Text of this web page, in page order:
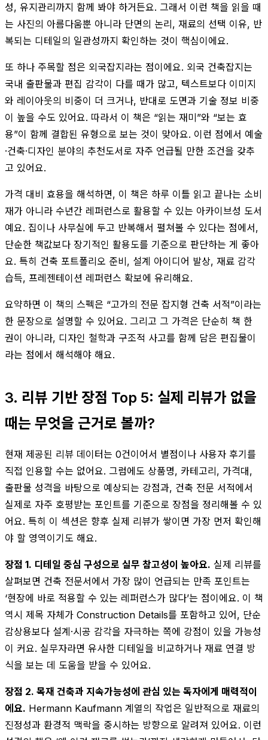
성, 유지관리까지 함께 봐야 하거든요. 그래서 이런 책을 읽을 때
는 사진의 아름다움뿐 아니라 단면의 논리, 재료의 선택 이유, 반
복되는 디테일의 일관성까지 확인하는 것이 핵심이에요.
또 하나 주목할 점은 외국잡지라는 점이에요. 외국 건축잡지는
국내 출판물과 편집 감각이 다를 때가 많고, 텍스트보다 이미지
와 레이아웃의 비중이 더 크거나, 반대로 도면과 기술 정보 비중
이 높을 수도 있어요. 따라서 이 책은 “읽는 재미”와 “보는 효
용”이 함께 결합된 유형으로 보는 것이 맞아요. 이런 점에서 예술
·건축·디자인 분야의 추천도서로 자주 언급될 만한 조건을 갖추
고 있어요.
가격 대비 효용을 해석하면, 이 책은 하루 이틀 읽고 끝나는 소비
재가 아니라 수년간 레퍼런스로 활용할 수 있는 아카이브성 도서
예요. 집이나 사무실에 두고 반복해서 펼쳐볼 수 있다는 점에서,
단순한 책값보다 장기적인 활용도를 기준으로 판단하는 게 좋아
요. 특히 건축 포트폴리오 준비, 설계 아이디어 발상, 재료 감각
습득, 프레젠테이션 레퍼런스 확보에 유리해요.
요약하면 이 책의 스펙은 “고가의 전문 잡지형 건축 서적”이라는
한 문장으로 설명할 수 있어요. 그리고 그 가격은 단순히 책 한
권이 아니라, 디자인 철학과 구조적 사고를 함께 담은 편집물이
라는 점에서 해석해야 해요.
3. 리뷰 기반 장점 Top 5: 실제 리뷰가 없을
때는 무엇을 근거로 볼까?
현재 제공된 리뷰 데이터는 0건이어서 별점이나 사용자 후기를
직접 인용할 수는 없어요. 그럼에도 상품명, 카테고리, 가격대,
출판물 성격을 바탕으로 예상되는 강점과, 건축 전문 서적에서
실제로 자주 호평받는 포인트를 기준으로 장점을 정리해볼 수 있
어요. 특히 이 섹션은 향후 실제 리뷰가 쌓이면 가장 먼저 확인해
야 할 영역이기도 해요.
장점 1. 디테일 중심 구성으로 실무 참고성이 높아요. 실제 리뷰를
살펴보면 건축 전문서에서 가장 많이 언급되는 만족 포인트는
‘현장에 바로 적용할 수 있는 레퍼런스가 많다’는 점이에요. 이 책
역시 제목 자체가 Construction Details를 포함하고 있어, 단순
감상용보다 설계·시공 감각을 자극하는 쪽에 강점이 있을 가능성
이 커요. 실무자라면 유사한 디테일을 비교하거나 재료 연결 방
식을 보는 데 도움을 받을 수 있어요.
장점 2. 목재 건축과 지속가능성에 관심 있는 독자에게 매력적이
에요. Hermann Kaufmann 계열의 작업은 일반적으로 재료의
진정성과 환경적 맥락을 중시하는 방향으로 알려져 있어요. 이런